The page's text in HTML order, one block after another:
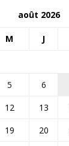
août 2026
M J
5 6
12 13
19 20